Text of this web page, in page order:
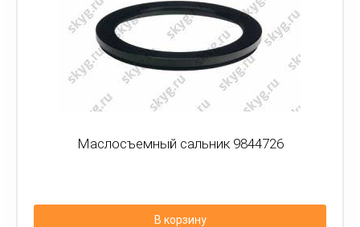
Маслосъемный сальник 9844726
В корзину